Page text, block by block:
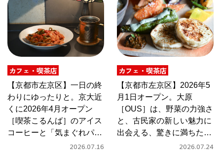
カフェ・喫茶店
【京都市左京区】一日の終
わりにゆったりと。京大近
くに2026年4月オープン
［喫茶こるんば］のアイス
コーヒーと「気まぐれパス
2026.07.16
カフェ・喫茶店
【京都市左京区】2026年5
月1日オープン。大原
［OUS］は、野菜の力強さ
と、古民家の新しい魅力に
出会える、驚きに満ちたカ
2026.07.24